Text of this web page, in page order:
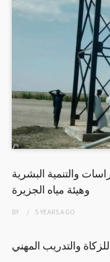
والتنمية البشرية
وهيئة مياه الجزيرة
BY 5 YEARSAGO
والتدريب المهني